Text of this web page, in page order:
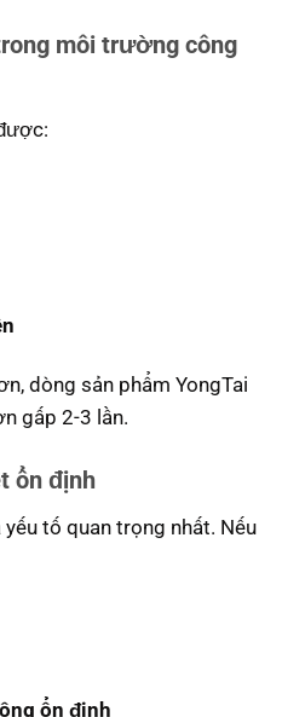
môi trường công
dòng sản phẩm YongTai
gấp 2-3 lần.
ổn định
tố quan trọng nhất. Nếu
ổn định